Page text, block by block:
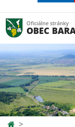
Oficiálne stránky
OBEC